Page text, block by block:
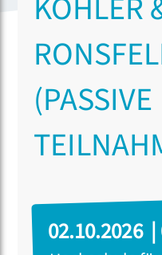
(PASSIVE
02.10.2026